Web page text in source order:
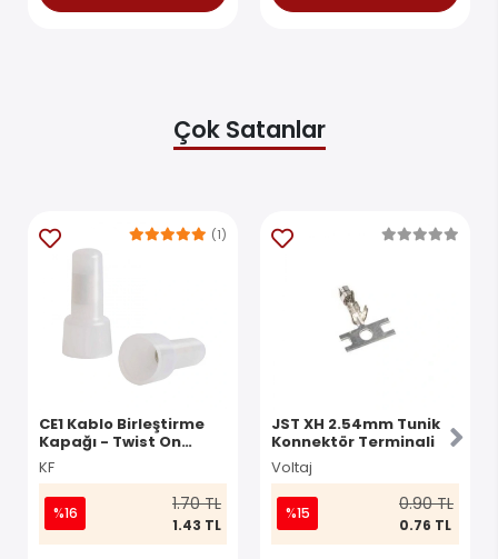
Çok Satanlar
CE1 Kablo Birleştirme
Kapağı - Twist On
Konnektör
KF
(1)
%16 1.70 TL
1.43 TL
JST XH 2.54mm Tunik
Konnektör Terminali
Voltaj
%15 0.90 TL
0.76 TL